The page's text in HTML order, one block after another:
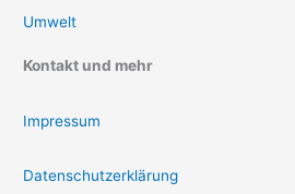
Umwelt
Kontakt und mehr
Impressum
Datenschutzerklärung